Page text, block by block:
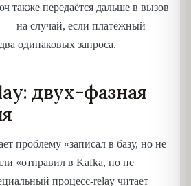
также передаётся дальше в вызов
— на случай, если платёжный
одинаковых запроса.
двух-фазная
проблему «записал в базу, но не
«отправил в Kafka, но не
процесс-relay читает